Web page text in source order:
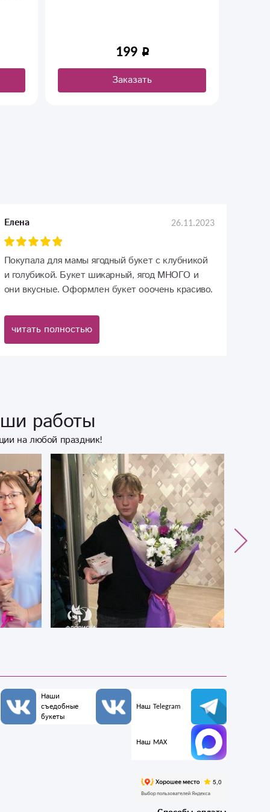
199
Заказать
Елена 26.11.2023
Покупала для мамы ягодный букет с клубникой
и голубикой. Букет шикарный, ягод МНОГО и
они вкусные. Оформлен букет ооочень красиво.
желание выделиться исполнилось на 100%. Если
хотите , чтобы букет выглядел красиво и
эффективно, композиция с клубникой -
читать полностью
работы
на любой праздник!
Наши
съедобные
букеты
Наш Telegram
Наш MAX